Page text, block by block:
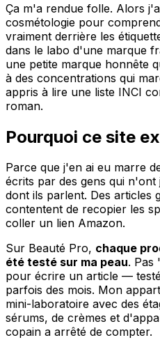
Ça m'a rendue folle. Alors
cosmétologie pour
vraiment derrière les
dans le labo d'une marque
une petite marque honnête
à des concentrations qui
appris à lire une liste INCI
roman.
Pourquoi ce site
Parce que j'en ai eu marre
écrits par des gens qui
dont ils parlent. Des articles
contentent de recopier les
coller un lien Amazon.
Sur Beauté Pro, chaque
été testé sur ma peau. Pas
pour écrire un article —
parfois des mois. Mon
mini-laboratoire avec des
sérums, de crèmes et
copain a arrêté de compter.